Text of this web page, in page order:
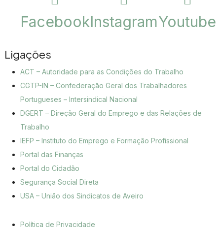
FacebookInstagramYoutube
Ligações
ACT – Autoridade para as Condições do Trabalho
CGTP-IN – Confederação Geral dos Trabalhadores
Portugueses – Intersindical Nacional
DGERT – Direção Geral do Emprego e das Relações de
Trabalho
IEFP – Instituto do Emprego e Formação Profissional
Portal das Finanças
Portal do Cidadão
Segurança Social Direta
USA – União dos Sindicatos de Aveiro
Política de Privacidade